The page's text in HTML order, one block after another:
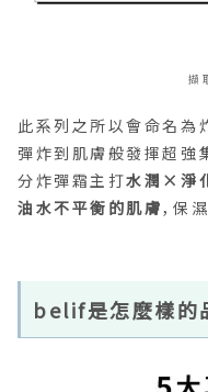
擷
此系列之所以會命名為
彈炸到肌膚般發揮超強
分炸彈霜主打水潤×淨
油水不平衡的肌膚，保
belif是怎麼樣的